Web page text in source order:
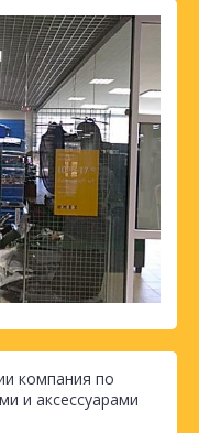
компания по
и аксессуарами